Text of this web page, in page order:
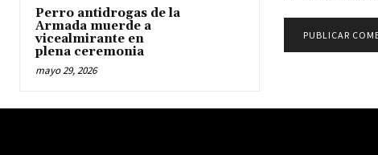
Perro antidrogas de la
Armada muerde a
vicealmirante en
plena ceremonia
mayo 29, 2026